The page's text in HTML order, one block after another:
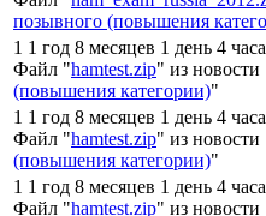
позывного (повышения
1 1 год 8 месяцев 1 день 4
Файл "hamtest.zip" из новости
(повышения категории)"
1 1 год 8 месяцев 1 день 4
Файл "hamtest.zip" из новости
(повышения категории)"
1 1 год 8 месяцев 1 день 4
Файл "hamtest.zip" из новости